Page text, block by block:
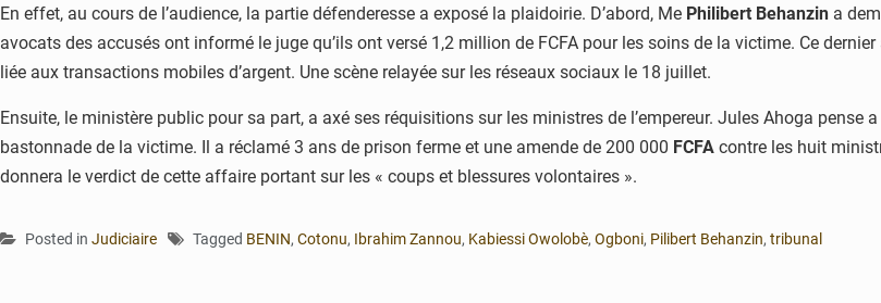
En effet, au cours de l’audience, la partie défenderesse a exposé la plaidoirie. D’abord, Me Philibert Behanzin a
avocats des accusés ont informé le juge qu’ils ont versé 1,2 million de FCFA pour les soins de la victime. Ce
liée aux transactions mobiles d’argent. Une scène relayée sur les réseaux sociaux le 18 juillet.
Ensuite, le ministère public pour sa part, a axé ses réquisitions sur les ministres de l’empereur. Jules Ahoga pense
bastonnade de la victime. Il a réclamé 3 ans de prison ferme et une amende de 200 000 FCFA contre les huit
donnera le verdict de cette affaire portant sur les « coups et blessures volontaires ».
Posted in Judiciaire Tagged BENIN, Cotonu, Ibrahim Zannou, Kabiessi Owolobè, Ogboni, Pilibert Behanzin, tribunal